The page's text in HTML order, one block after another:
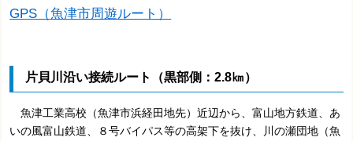
GPS（魚津市周遊ルート）
片貝川沿い接続ルート（黒部側：2.8㎞）
魚津工業高校（魚津市浜経田地先）近辺から、富山地方鉄道、あ
いの風富山鉄道、８号バイパス等の高架下を抜け、川の瀬団地（魚